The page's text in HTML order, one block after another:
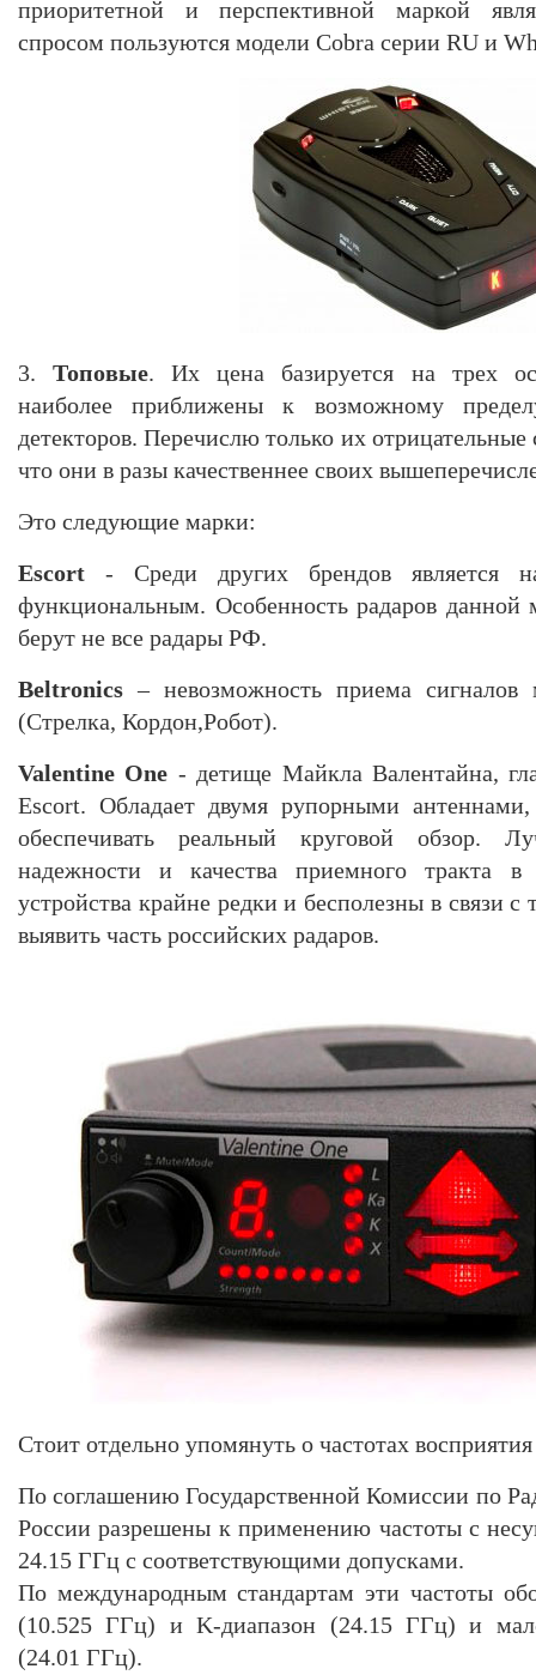
приоритетной и перспективной маркой
спросом пользуются модели Cobra серии RU и
3.Топовые. Их цена базируется на трех
наиболее приближены к возможному
детекторов. Перечислю только их
что они в разы качественнее своих
Это следующие марки:
Escort - Среди других брендов является
функциональным. Особенность радаров
берут не все радары РФ.
Beltronics – невозможность приема сигналов
(Стрелка, Кордон,Робот).
Valentine One - детище Майкла Валентайна,
Escort. Обладает двумя рупорными антеннами,
обеспечивать реальный круговой обзор.
надежности и качества приемного
устройства крайне редки и бесполезны в связи
выявить часть российских радаров.
Стоит отдельно упомянуть о частотах
По соглашению Государственной Комиссии по
России разрешены к применению частоты с
24.15 ГГц с соответствующими допусками.
По международным стандартам эти частоты
(10.525 ГГц) и K-диапазон (24.15 ГГц) и
(24.01 ГГц).